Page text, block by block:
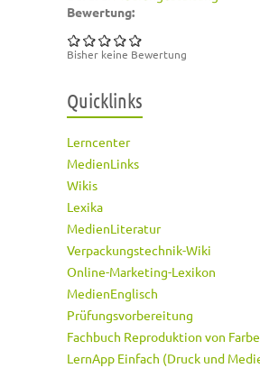
Bewertung:
Bisher keine Bewertung
Quicklinks
Lerncenter
MedienLinks
Wikis
Lexika
MedienLiteratur
Verpackungstechnik-Wiki
Online-Marketing-Lexikon
MedienEnglisch
Prüfungsvorbereitung
Fachbuch Reproduktion von Farbe
LernApp Einfach (Druck und